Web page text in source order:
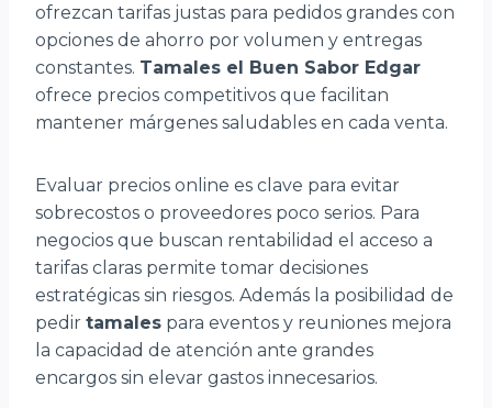
ofrezcan tarifas justas para pedidos grandes con
opciones de ahorro por volumen y entregas
constantes. Tamales el Buen Sabor Edgar
ofrece precios competitivos que facilitan
mantener márgenes saludables en cada venta.
Evaluar precios online es clave para evitar
sobrecostos o proveedores poco serios. Para
negocios que buscan rentabilidad el acceso a
tarifas claras permite tomar decisiones
estratégicas sin riesgos. Además la posibilidad de
pedir tamales para eventos y reuniones mejora
la capacidad de atención ante grandes
encargos sin elevar gastos innecesarios.